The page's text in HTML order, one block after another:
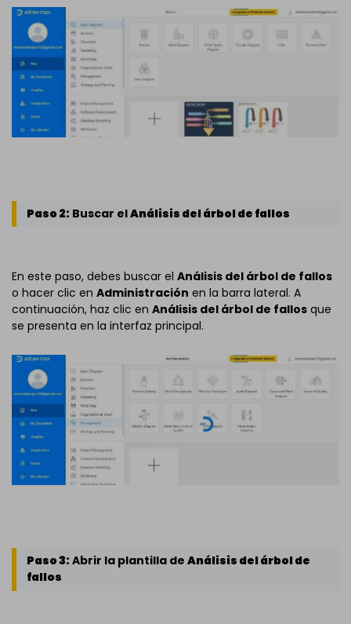
Paso 2: Buscar elAnálisis del árbol de fallos
En este paso, debes buscar el Análisis del árbol de fallos
o hacer clic en Administración en la barra lateral. A
continuación, haz clic en Análisis del árbol de fallos que
se presenta en la interfaz principal.
Paso 3: Abrir la plantilla de Análisis del árbol de
fallos